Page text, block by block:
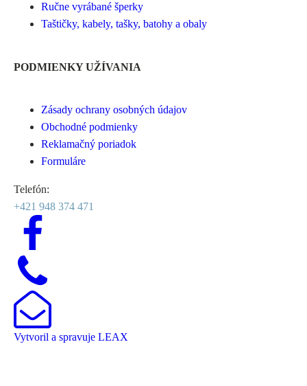
Ručne vyrábané šperky
Taštičky, kabely, tašky, batohy a obaly
PODMIENKY UŽÍVANIA
Zásady ochrany osobných údajov
Obchodné podmienky
Reklamačný poriadok
Formuláre
Telefón:
+421 948 374 471
Vytvoril a spravuje LEAX